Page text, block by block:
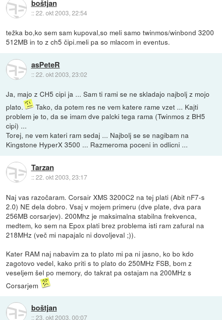
boštjan
::22. okt 2003, 22:54
težka bo,ko sem sam kupoval,so meli samo twinmos/winbond 3200
512MB in to z ch5 čipi.meli pa so mlacom in eventus.
asPeteR
::22. okt 2003, 23:02
Ja, majo z CH5 cipi ja ... Sam ti rami se ne skladajo najbolj z mojo
plato.
Tako, da potem res ne vem katere rame vzet ... Kajti
problem je to, da se imam dve palcki tega rama (Twinmos z BH5
cipi) ...
Torej, ne vem kateri ram sedaj ... Najbolj se se nagibam na
Kingstone HyperX 3500 ... Razmeroma poceni in odlicni ...
Tarzan
::22. okt 2003, 23:17
Naj vas razočaram. Corsair XMS 3200C2 na tej plati (Abit nF7-s
2.0) NE dela dobro. Vsaj v mojem primeru (dve plate, dva para
256MB corsarjev). 200Mhz je maksimalna stabilna frekvenca,
medtem, ko sem na Epox plati brez problema isti ram zafural na
218MHz (več mi napajalc ni dovoljeval ;)).
Kater RAM naj nabavim za to plato mi pa ni jasno, ko bo kdo
zagotovo vedel, kako priti s to plato do 250MHz FSB, bom z
veseljem šel po memory, do takrat pa ostajam na 200MHz s
Corsarjem
boštjan
::23. okt 2003, 00:07